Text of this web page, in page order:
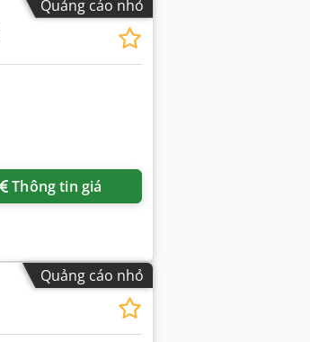
Quảng cáo nhỏ
Thông tin giá
Quảng cáo nhỏ